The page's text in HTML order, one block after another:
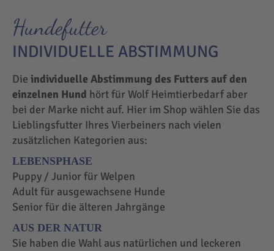
Hundefutter
INDIVIDUELLE ABSTIMMUNG
Die individuelle Abstimmung des Futters auf den
einzelnen Hund hört für Wolf Heimtierbedarf aber
bei der Marke nicht auf. Hier im Shop wählen Sie das
Lieblingsfutter Ihres Vierbeiners nach vielen
zusätzlichen Kategorien aus:
LEBENSPHASE
Puppy / Junior für Welpen
Adult für ausgewachsene Hunde
Senior für die älteren Jahrgänge
AUS DER NATUR
Sie haben die Wahl aus natürlichen und leckeren